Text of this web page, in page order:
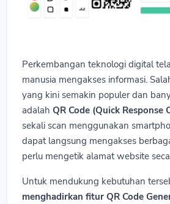
Perkembangan teknologi digital
manusia mengakses informasi.
yang kini semakin populer dan
adalah QR Code (Quick Response
sekali scan menggunakan
dapat langsung mengakses
perlu mengetik alamat website
Untuk mendukung kebutuhan
menghadirkan fitur QR Code